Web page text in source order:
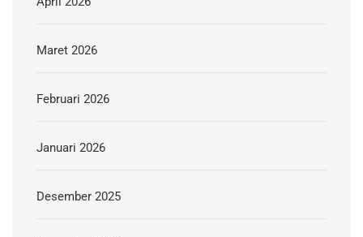
Maret 2026
Februari 2026
Januari 2026
Desember 2025